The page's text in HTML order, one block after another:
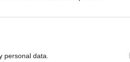
personal data.
át, de az év egészében mérsékelt,